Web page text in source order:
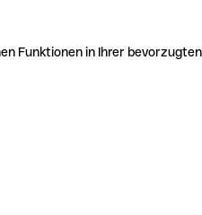
Funktionen in Ihrer